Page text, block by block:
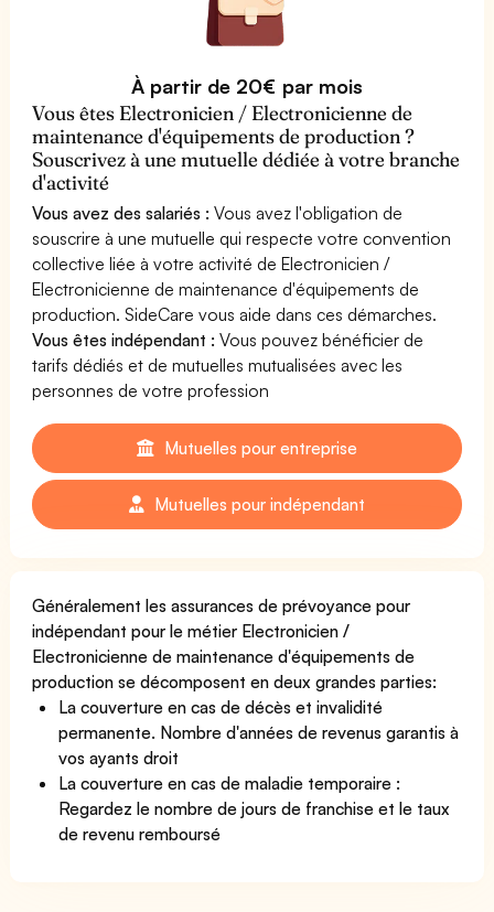
À partir de 20€ par mois
Vous êtes Electronicien / Electronicienne de
maintenance d'équipements de production ?
Souscrivez à une mutuelle dédiée à votre branche
d'activité
Vous avez des salariés : Vous avez l'obligation de
souscrire à une mutuelle qui respecte votre convention
collective liée à votre activité de Electronicien /
Electronicienne de maintenance d'équipements de
production. SideCare vous aide dans ces démarches.
Vous êtes indépendant : Vous pouvez bénéficier de
tarifs dédiés et de mutuelles mutualisées avec les
personnes de votre profession
Mutuelles pour entreprise
Mutuelles pour indépendant
Généralement les assurances de prévoyance pour
indépendant pour le métier Electronicien /
Electronicienne de maintenance d'équipements de
production se décomposent en deux grandes parties:
La couverture en cas de décès et invalidité
permanente. Nombre d'années de revenus garantis à
vos ayants droit
La couverture en cas de maladie temporaire :
Regardez le nombre de jours de franchise et le taux
de revenu remboursé